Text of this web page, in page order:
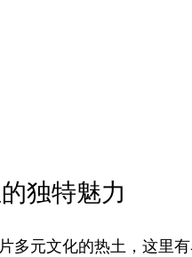
独特魅力
多元文化的热土，这里